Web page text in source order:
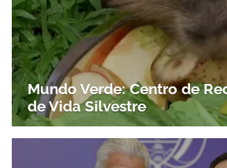
Mundo Verde: Centro de
de Vida Silvestre